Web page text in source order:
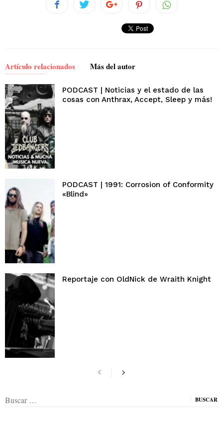
Artículo relacionados Más del autor
PODCAST | Noticias y el estado de las
cosas con Anthrax, Accept, Sleep y más!
PODCAST | 1991: Corrosion of Conformity
«Blind»
Reportaje con OldNick de Wraith Knight
Buscar: